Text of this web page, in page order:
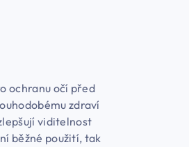
ochranu očí před
zdraví
viditelnost
běžné použití, tak